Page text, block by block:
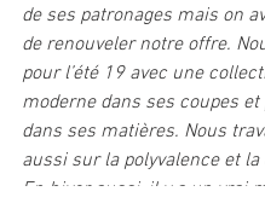
de ses patronages mais on
de renouveler notre offre.
pour l’été 19 avec une
moderne dans ses coupes
dans ses matières. Nous
aussi sur la polyvalence et
En hiver aussi, il y a un vrai